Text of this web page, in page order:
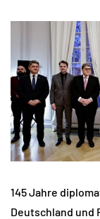
145 Jahre
Deutschland und